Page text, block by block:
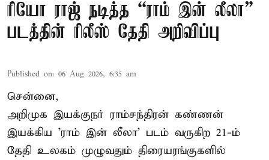
ரியோ ராஜ் நடித்த “ராம் இன் லீலா”
படத்தின் ரிலீஸ் தேதி அறிவிப்பு
Published on: 06 Aug 2026, 6:35 am
சென்னை,
அறிமுக இயக்குநர் ராம்சந்திரன் கண்ணன்
இயக்கிய 'ராம் இன் லீலா' படம் வருகிற 21-ம்
தேதி உலகம் முழுவதும் திரையரங்குகளில்